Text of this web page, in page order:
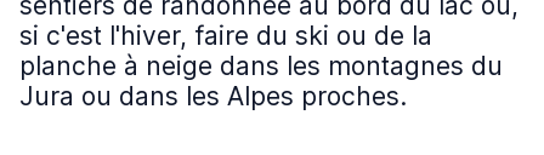
si c'est l'hiver, faire du ski ou de la
planche à neige dans les montagnes du
Jura ou dans les Alpes proches.